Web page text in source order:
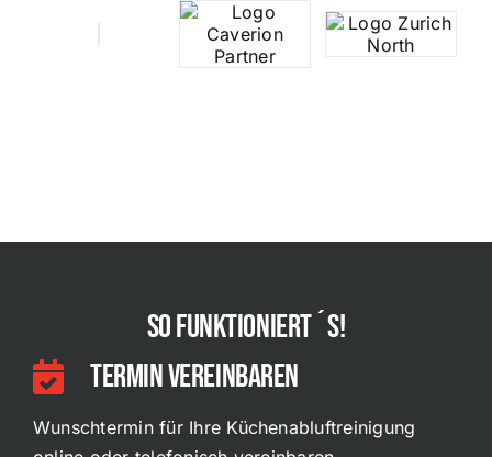
So funktioniert´s!
Termin vereinbaren
Wunschtermin für Ihre Küchenabluftreinigung